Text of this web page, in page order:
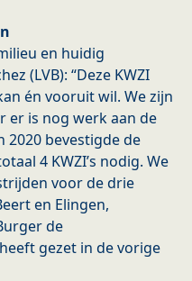
en huidig
(LVB): “Deze KWZI
én vooruit wil. We zijn
er is nog werk aan de
2020 bevestigde de
4 KWZI’s nodig. We
voor de drie
en Elingen,
de
gezet in de vorige